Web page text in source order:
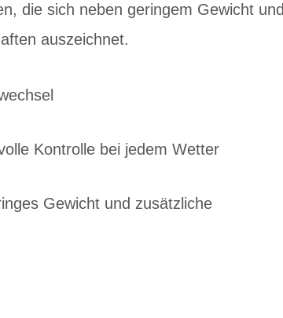
die sich neben geringem Gewicht und
auszeichnet.
Kontrolle bei jedem Wetter
Gewicht und zusätzliche